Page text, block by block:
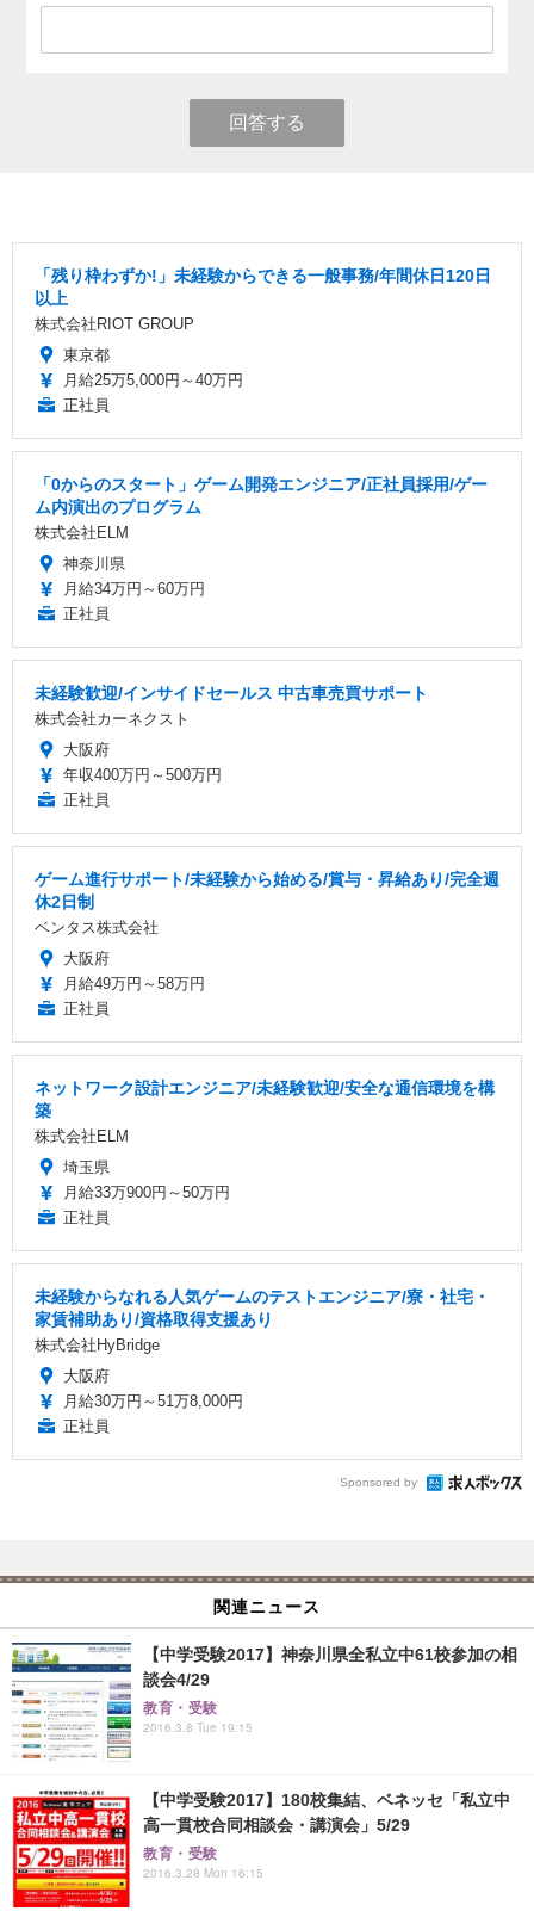
回答する
「残り枠わずか!」未経験からできる一般事務/年間休日120日
以上
株式会社RIOT GROUP
東京都
月給25万5,000円～40万円
正社員
「0からのスタート」ゲーム開発エンジニア/正社員採用/ゲー
ム内演出のプログラム
株式会社ELM
神奈川県
月給34万円～60万円
正社員
未経験歓迎/インサイドセールス 中古車売買サポート
株式会社カーネクスト
大阪府
年収400万円～500万円
正社員
ゲーム進行サポート/未経験から始める/賞与・昇給あり/完全週
休2日制
ベンタス株式会社
大阪府
月給49万円～58万円
正社員
ネットワーク設計エンジニア/未経験歓迎/安全な通信環境を構
築
株式会社ELM
埼玉県
月給33万900円～50万円
正社員
未経験からなれる人気ゲームのテストエンジニア/寮・社宅・
家賃補助あり/資格取得支援あり
株式会社HyBridge
大阪府
月給30万円～51万8,000円
正社員
Sponsored by
関連ニュース
【中学受験2017】神奈川県全私立中61校参加の相
談会4/29
教育・受験
2016.3.8 Tue 19:15
【中学受験2017】180校集結、ベネッセ「私立中
高一貫校合同相談会・講演会」5/29
教育・受験
2016.3.28 Mon 16:15